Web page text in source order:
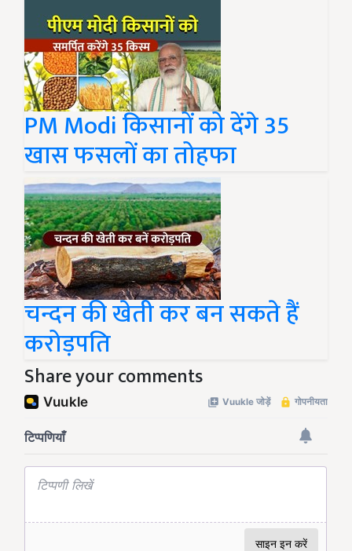
PM Modi किसानों को देंगे 35
खास फसलों का तोहफा
चन्दन की खेती कर बन सकते हैं
करोड़पति
Share your comments